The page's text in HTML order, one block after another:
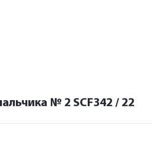
№ 2 SCF342 / 22